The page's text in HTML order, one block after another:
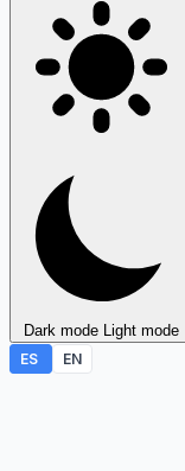
Dark mode Light mode
ES
EN